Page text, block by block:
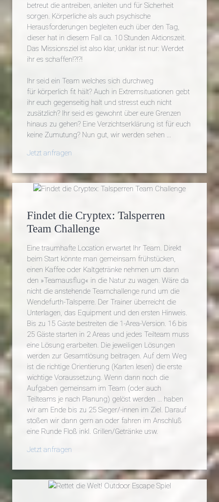
betreut die antreiben, anleiten und für Sicherheit
sorgen. Körperliche als auch psychische
Herausforderungen begleiten euch über den Tag,
dieser hat in diesem Fall ca. 10 Stunden Aktionszeit.
Das Missionsziel ist also klar, unklar ist nur: Werdet
ihr es schaffen!?!?!
Ihr seid ein Team welches sich durchweg
für körperlich fit hält? Auch in Extremsituationen gebt
ihr euch gegenseitig halt und stresst euch nicht
zusätzlich? Ihr seid es gewohnt über eure Grenzen
hinaus zu gehen? Eine Verzichtserklärung ist für euch
keine Zumutung? Nun gut, wir werden sehen ...
Jetzt anfragen
Findet die Cryptex: Talsperren
Team Challenge
Eine traumhafte Location erwartet Ihr Team. Direkt
beim Start könnte man gemeinsam frühstücken,
einen Kaffee oder Kaltgetränke nehmen um dann
den »Teamausflug« in die Natur zu wagen. Wäre da
nicht die anstehende Teamchallenge rund um die
Wendefurth-Talsperre. Der Trainer überreicht die
Unterlagen, das Equipment und den ersten Hinweis.
Bis zu 15 Gäste bestreiten die 1-Area-Version. 16 bis
25 Gäste starten in 2 Areas und jedes Teilteam muss
eine Lösung erarbeiten. Die jeweiligen Lösungen
werden zur Gesamtlösung beitragen. Auf dem Weg
ist die richtige Orientierung (Karten lesen) die erste
wichtige Voraussetzung. Wenn dann noch die
Aufgaben gemeinsam im Team (oder auch
Teilteams je nach Planung) gelöst werden ... haben
wir am Ende bis zu 25 Sieger/-innen im Ziel. Darauf
stoßen wir dann gern an oder fahren im Anschluß
eine Runde Floß inkl. Grillen/Getränke usw.
Jetzt anfragen